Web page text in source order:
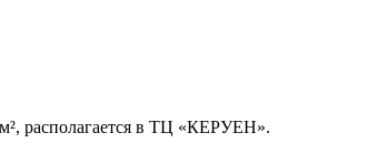
располагается в ТЦ «КЕРУЕН».